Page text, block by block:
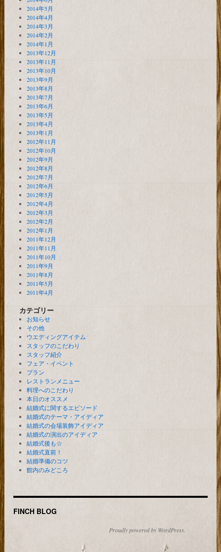
2014年5月
2014年4月
2014年3月
2014年2月
2014年1月
2013年12月
2013年11月
2013年10月
2013年9月
2013年8月
2013年7月
2013年6月
2013年5月
2013年4月
2013年1月
2012年11月
2012年10月
2012年9月
2012年8月
2012年7月
2012年6月
2012年5月
2012年4月
2012年3月
2012年2月
2012年1月
2011年12月
2011年11月
2011年10月
2011年9月
2011年8月
2011年5月
2011年4月
カテゴリー
お知らせ
その他
ウエディングアイテム
スタッフのこだわり
スタッフ紹介
フェア・イベント
プラン
レストランメニュー
料理へのこだわり
本日のオススメ
結婚式に関するエピソード
結婚式のテーマ・アイディア
結婚式の会場装飾アイディア
結婚式の演出のアイディア
結婚式後も☆
結婚式直前！
結婚準備のコツ
館内のみどころ
FINCH BLOG
Proudly powered by WordPress.